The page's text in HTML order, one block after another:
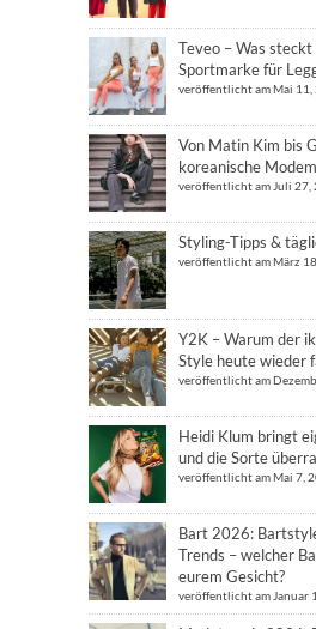
Teveo – Was
Sportmarke für
veröffentlicht am Mai 11,
Von Matin Kim bis
koreanische
veröffentlicht am Juli 27,
Styling-Tipps &
veröffentlicht am März
Y2K – Warum der
Style heute wieder
veröffentlicht am
Heidi Klum bringt
und die Sorte
veröffentlicht am Mai 7,
Bart 2026:
Trends – welcher
eurem Gesicht?
veröffentlicht am Januar